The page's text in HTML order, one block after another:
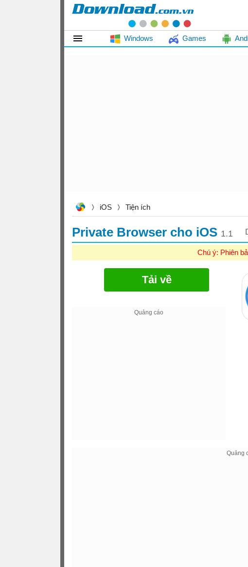
Windows Games
iOS Tiện ích
Private Browser cho iOS 1.1
Chú ý: Phiên
Tải về